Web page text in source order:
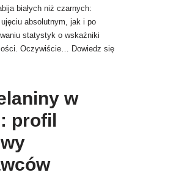
białych niż czarnych:
absolutnym, jak i po
statystyk o wskaźniki
Oczywiście…
Dowiedz się
w
profil